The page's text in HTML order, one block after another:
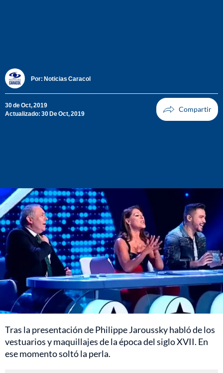
Por: Noticias Caracol
30 de Oct, 2019
Actualizado: 30 De Oct, 2019
Tras la presentación de Philippe Jaroussky habló de los
vestuarios y maquillajes de la época del siglo XVII. En
ese momento soltó la perla.